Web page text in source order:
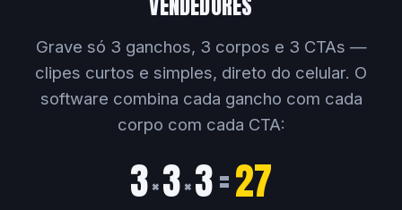
Grave só 3 ganchos, 3 corpos e 3 CTAs —
clipes curtos e simples, direto do celular. O
software combina cada gancho com cada
corpo com cada CTA:
3×3×3=27